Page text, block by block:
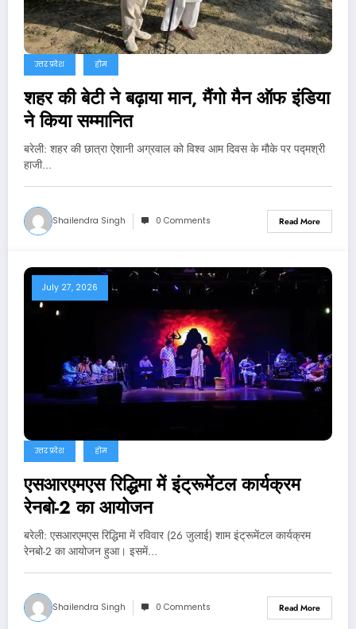
उत्तर प्रदेश होम
शहर की बेटी ने बढ़ाया मान, मैंगो मैन ऑफ इंडिया
ने किया सम्मानित
बरेली: शहर की छात्रा ऐशानी अग्रवाल को विश्व आम दिवस के मौके पर पद्मश्री
हाजी…
Shailendra Singh 0 Comments Read More
July 27, 2026
उत्तर प्रदेश होम
एसआरएमएस रिद्धिमा में इंट्रूमेंटल कार्यक्रम
रेनबो-2 का आयोजन
बरेली: एसआरएमएस रिद्धिमा में रविवार (26 जुलाई) शाम इंट्रूमेंटल कार्यक्रम
रेनबो-2 का आयोजन हुआ। इसमें…
Shailendra Singh 0 Comments Read More